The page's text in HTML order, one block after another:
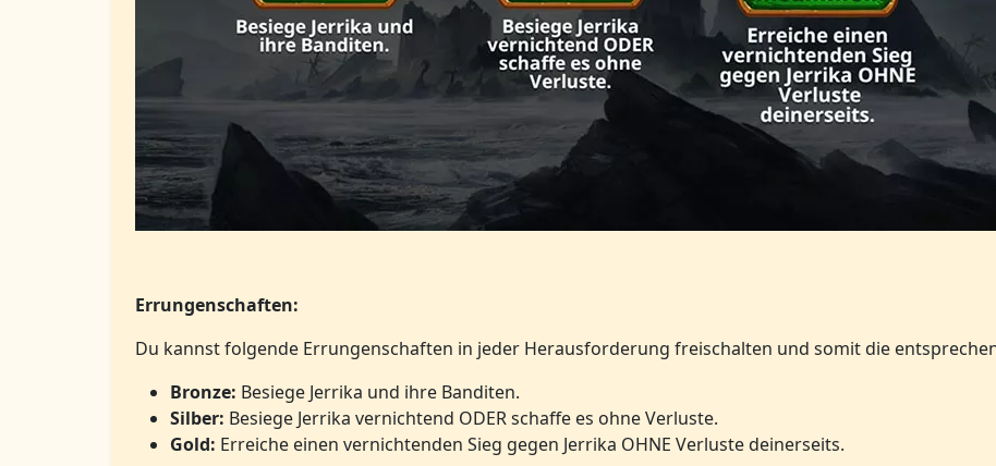
Errungenschaften:
Du kannst folgende Errungenschaften in jeder Herausforderung freischalten und somit die
Bronze: Besiege Jerrika und ihre Banditen.
Silber: Besiege Jerrika vernichtend ODER schaffe es ohne Verluste.
Gold: Erreiche einen vernichtenden Sieg gegen Jerrika OHNE Verluste deinerseits.